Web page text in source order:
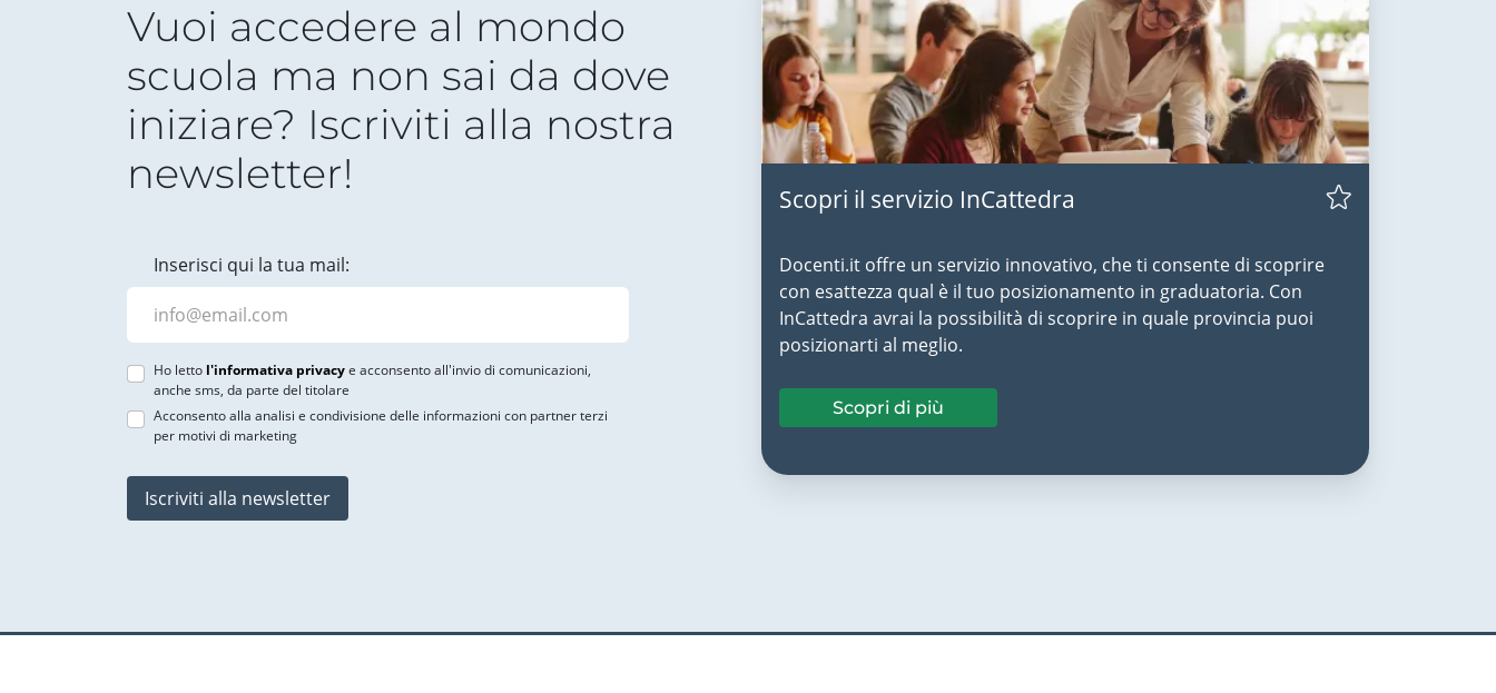
Vuoi accedere al mondo
scuola ma non sai da dove
iniziare? Iscriviti alla nostra
newsletter!
Inserisci qui la tua mail:
Ho letto l'informativa privacye acconsento all'invio di comunicazioni,
anche sms, da parte del titolare
Acconsento alla analisi e condivisione delle informazioni con partner terzi
per motivi di marketing
Iscriviti alla newsletter
Scopri il servizio InCattedra
Docenti.it offre un servizio innovativo, che ti consente di scoprire
con esattezza qual è il tuo posizionamento in graduatoria. Con
InCattedra avrai la possibilità di scoprire in quale provincia puoi
posizionarti al meglio.
Scopri di più